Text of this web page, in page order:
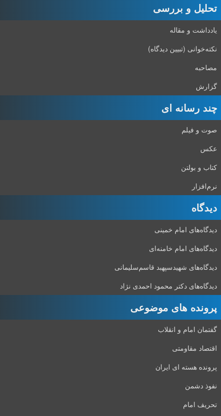
تحلیل و بررسی
یادداشت و مقاله
نکته‌خوانی (تبیین دیدگاه)
مصاحبه
گزارش
چند رسانه ای
صوت و فیلم
عکس
کتاب و بولتن
نرم‌افزار
دیدگاه‌
دیدگاه‌های امام خمینی
دیدگاه‌های امام خامنه‌ای
دیدگاه‌های شهید‌سپهبد قاسم‌سلیمانی
دیدگاه‌های دکتر محمود احمدی نژاد
پرونده های موضوعی
گفتمان امام و انقلاب
اقتصاد مقاومتی
پرونده هسته ای ایران
نفوذ دشمن
تحریف امام